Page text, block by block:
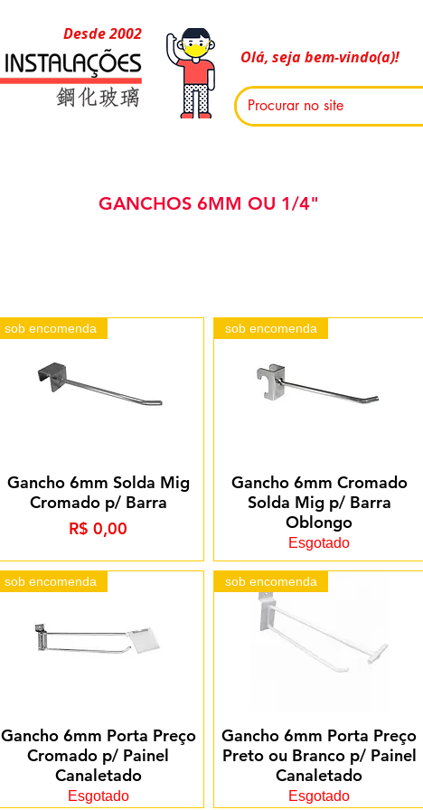
GANCHOS 6MM OU 1/4"
sob encomenda
Gancho 6mm Solda Mig
Cromado p/ Barra
Preço
R$ 0,00
sob encomenda
Gancho 6mm Cromado
Solda Mig p/ Barra
Oblongo
Esgotado
sob encomenda
Gancho 6mm Porta Preço
Cromado p/ Painel
Canaletado
Esgotado
sob encomenda
Gancho 6mm Porta Preço
Preto ou Branco p/ Painel
Canaletado
Esgotado
Desde 2002
Olá, seja bem-vindo(a)!